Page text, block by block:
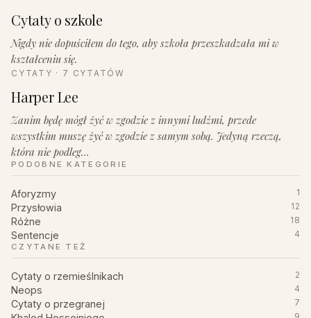
Cytaty o szkole
Nigdy nie dopuściłem do tego, aby szkoła przeszkadzała mi w
kształceniu się.
CYTATY · 7 CYTATÓW
Harper Lee
Zanim będę mógł żyć w zgodzie z innymi ludźmi, przede
wszystkim muszę żyć w zgodzie z samym sobą. Jedyną rzeczą,
która nie podleg…
PODOBNE KATEGORIE
Aforyzmy 1
Przysłowia 12
Różne 18
Sentencje
4
CZYTANE TEŻ
Cytaty o rzemieślnikach 2
Neops 4
Cytaty o przegranej 7